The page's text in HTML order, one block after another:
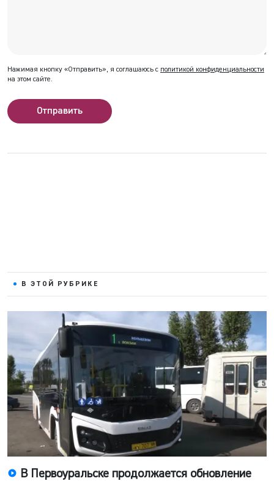
Нажимая кнопку «Отправить», я соглашаюсь с политикой конфиденциальности
на этом сайте.
Отправить
В ЭТОЙ РУБРИКЕ
В Первоуральске продолжается обновление